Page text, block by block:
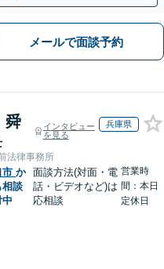
メールで面談予約
舜
インタビュー
を見る
兵庫県
法律事務所
市 か
相談
中
面談方法(対面・電
話・ビデオなど)は
応相談
営業時
間：本日
定休日